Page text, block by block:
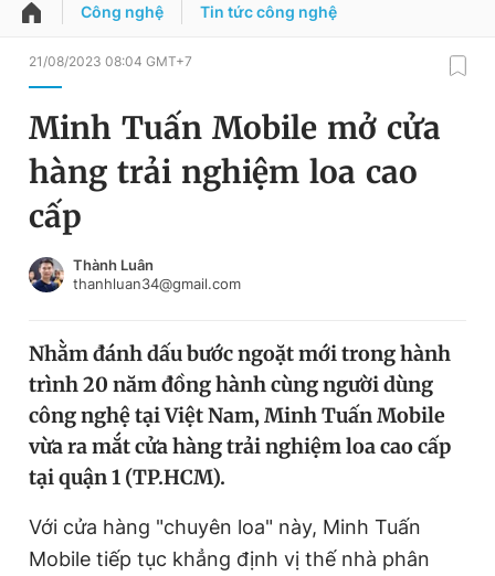
QUẢNG CÁO ĐẶT BÁO
Chuyên mục
Chuyên mục khác
Chào ngày mới
Tin thị trường
Video Magazine
Sản phẩm khác
Tiện ích Bạn cần biết
Đổi mật khẩu
Tin đã lưu
Tin đã xem
Công nghệ Tin tức công nghệ
21/08/2023 08:04 GMT+7
Minh Tuấn Mobile mở cửa
hàng trải nghiệm loa cao
cấp
Thành Luân
thanhluan34@gmail.com
Nhằm đánh dấu bước ngoặt mới trong hành
trình 20 năm đồng hành cùng người dùng
công nghệ tại Việt Nam, Minh Tuấn Mobile
vừa ra mắt cửa hàng trải nghiệm loa cao cấp
tại quận 1 (TP.HCM).
Với cửa hàng "chuyên loa" này, Minh Tuấn
Mobile tiếp tục khẳng định vị thế nhà phân